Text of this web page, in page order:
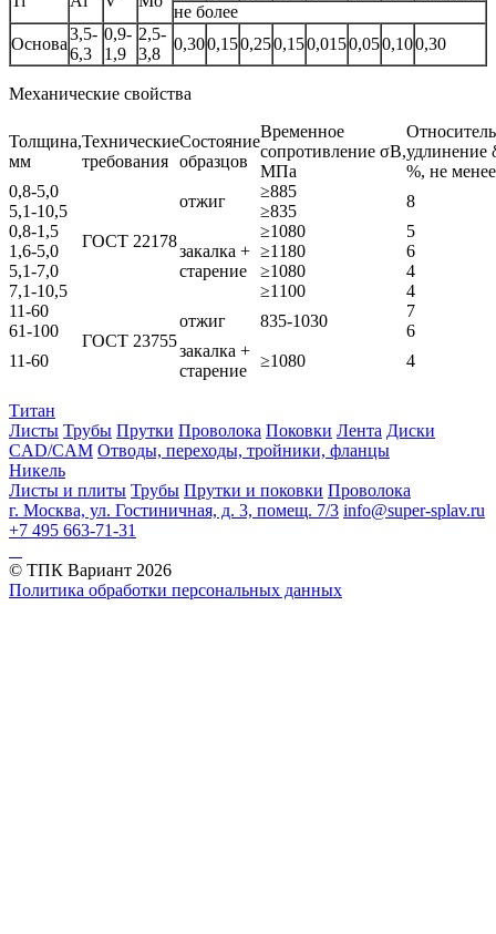
не более
Основа
3,5-
6,3
0,9-
1,9
2,5-
3,8
0,300,150,250,150,0150,050,100,30
Механические свойства
Толщина,
мм
Технические
требования
Состояние
образцов
Временное
сопротивление σB,
МПа
удлинение
%, не менее
0,8-5,0
ГОСТ 22178
отжиг
≥885
8
5,1-10,5
≥835
0,8-1,5
закалка +
старение
≥1080
5
1,6-5,0
≥1180
6
5,1-7,0
≥1080
4
7,1-10,5
≥1100
4
11-60
ГОСТ 23755
отжиг 835-1030
7
61-100
6
11-60
закалка +
старение
≥1080 4
Титан
Листы Трубы Прутки Проволока Поковки Лента Диски
CAD/CAM Отводы, переходы, тройники, фланцы
Никель
Листы и плиты Трубы Прутки и поковки Проволока
г. Москва, ул. Гостиничная, д. 3, помещ. 7/3 info@super-splav.ru
+7 495 663-71-31
© ТПК Вариант 2026
Политика обработки персональных данных